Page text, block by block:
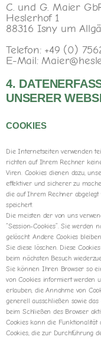
C. und G. Maier
Heslerhof 1
88316 Isny um
Telefon: +49 (0)
E-Mail:
4.
UNSERER
COOKIES
Die Internetseiten verwenden
richten auf Ihrem Rechner
Viren. Cookies dienen dazu,
effektiver und sicherer zu
die auf Ihrem Rechner
speichert.
Die meisten der von uns
“Session-Cookies”. Sie werden
gelöscht. Andere Cookies
Sie diese löschen. Diese
beim nächsten Besuch
Sie können Ihren Browser so
von Cookies informiert werden
erlauben, die Annahme von
generell ausschließen sowie
beim Schließen des Browser
Cookies kann die Funktionalität
Cookies, die zur Durchführung